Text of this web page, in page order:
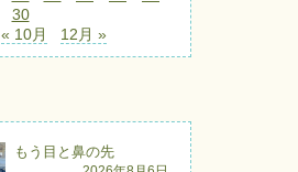
30
« 10月
12月 »
もう目と鼻の先